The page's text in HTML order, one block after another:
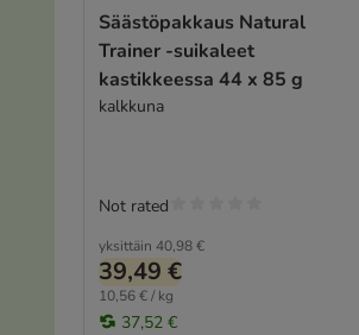
Säästöpakkaus Natural
Trainer -suikaleet
kastikkeessa 44 x 85 g
kalkkuna
yksittäin 40,98 €
39,49 €
10,56 € / kg
37,52 €
Not rated